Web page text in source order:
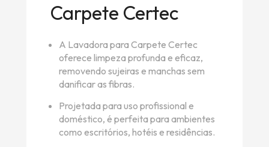
Carpete Certec
A Lavadora para Carpete Certec
oferece limpeza profunda e eficaz,
removendo sujeiras e manchas sem
danificar as fibras.
Projetada para uso profissional e
doméstico, é perfeita para ambientes
como escritórios, hotéis e residências.